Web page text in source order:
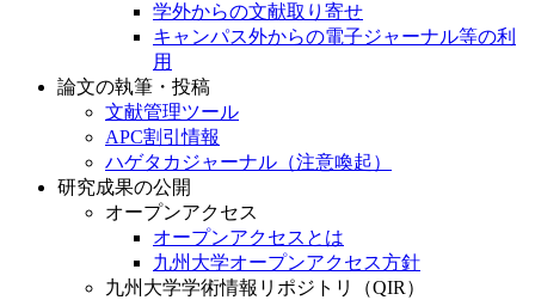
学外からの文献取り寄せ
キャンパス外からの電子ジャーナル等の利
用
論文の執筆・投稿
文献管理ツール
APC割引情報
ハゲタカジャーナル（注意喚起）
研究成果の公開
オープンアクセス
オープンアクセスとは
九州大学オープンアクセス方針
九州大学学術情報リポジトリ（QIR）